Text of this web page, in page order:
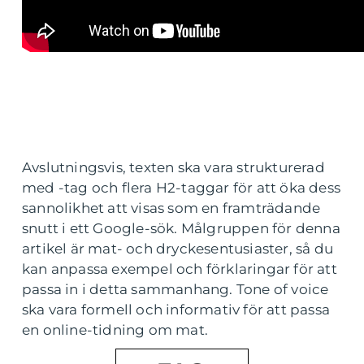
Avslutningsvis, texten ska vara strukturerad
med -tag och flera H2-taggar för att öka dess
sannolikhet att visas som en framträdande
snutt i ett Google-sök. Målgruppen för denna
artikel är mat- och dryckesentusiaster, så du
kan anpassa exempel och förklaringar för att
passa in i detta sammanhang. Tone of voice
ska vara formell och informativ för att passa
en online-tidning om mat.